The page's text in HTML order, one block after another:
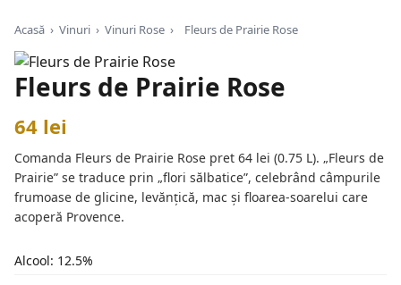
Acasă › Vinuri › Vinuri Rose › Fleurs de Prairie Rose
Fleurs de Prairie Rose
64 lei
Comanda Fleurs de Prairie Rose pret 64 lei (0.75 L). „Fleurs de
Prairie” se traduce prin „flori sălbatice”, celebrând câmpurile
frumoase de glicine, levănțică, mac și floarea-soarelui care
acoperă Provence.
Alcool: 12.5%